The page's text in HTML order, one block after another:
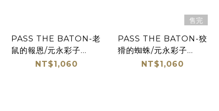
PASS THE BATON-老
鼠的報恩/元永彩子
piece of old tale
NT$1,060
售完
PASS THE BATON-狡
猾的蜘蛛/元永彩子
piece of old tale
NT$1,060